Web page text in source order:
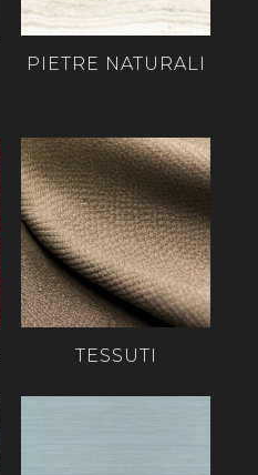
PIETRE NATURALI
TESSUTI